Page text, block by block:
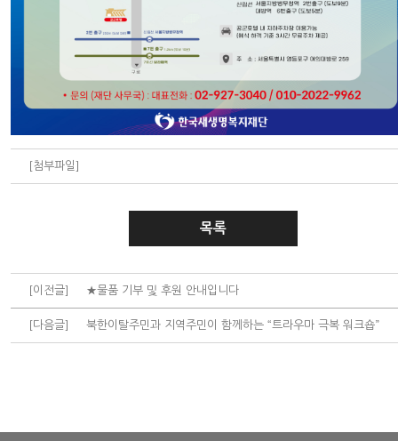
[첨부파일]
목록
[이전글] ★물품 기부 및 후원 안내입니다
[다음글] 북한이탈주민과 지역주민이 함께하는 “트라우마 극복 워크숍”